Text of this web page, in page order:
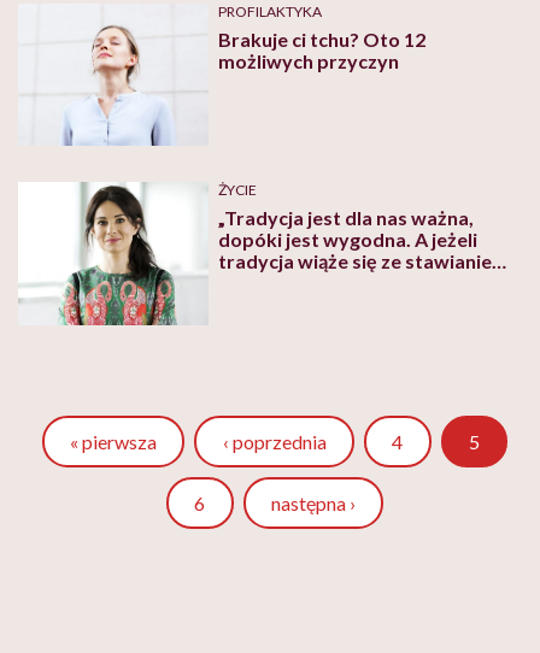
PROFILAKTYKA
Brakuje ci tchu? Oto 12
możliwych przyczyn
ŻYCIE
„Tradycja jest dla nas ważna,
dopóki jest wygodna. A jeżeli
tradycja wiąże się ze stawianiem
« pierwsza ‹ poprzednia Strona
4 5
Strona
6 następna ›